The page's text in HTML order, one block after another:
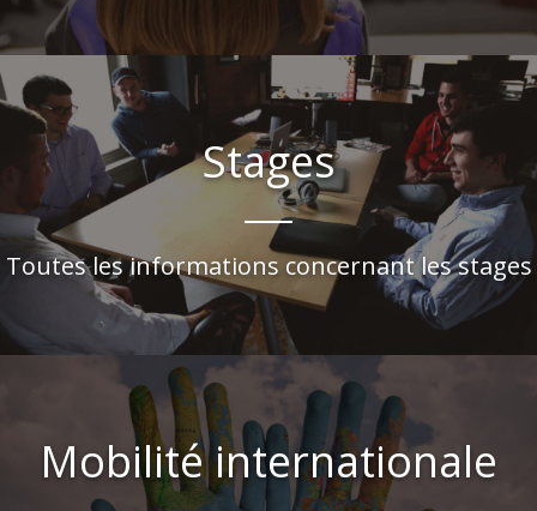
Stages
Toutes les informations concernant les stages
Mobilité internationale